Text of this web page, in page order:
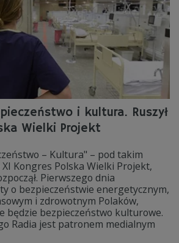
i kultura. Ruszył
Wielki Projekt
– Kultura" – pod takim
XI Kongres Polska Wielki Projekt,
Pierwszego dnia
o bezpieczeństwie energetycznym,
i zdrowotnym Polaków,
będzie bezpieczeństwo kulturowe.
Radia jest patronem medialnym